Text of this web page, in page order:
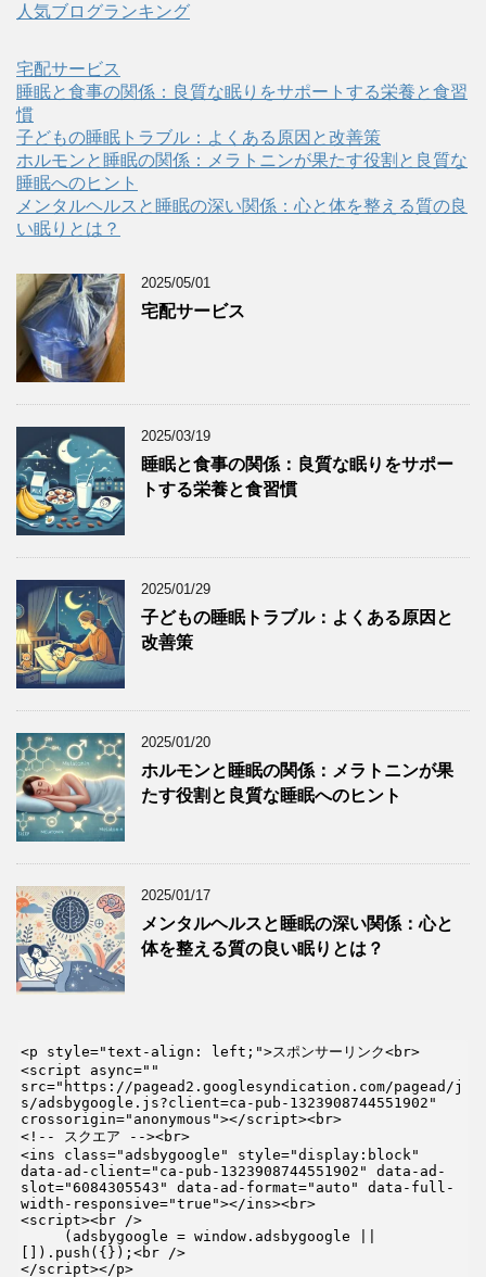
人気ブログランキング
宅配サービス
睡眠と食事の関係：良質な眠りをサポートする栄養と食習
慣
子どもの睡眠トラブル：よくある原因と改善策
ホルモンと睡眠の関係：メラトニンが果たす役割と良質な
睡眠へのヒント
メンタルヘルスと睡眠の深い関係：心と体を整える質の良
い眠りとは？
2025/05/01
宅配サービス
2025/03/19
睡眠と食事の関係：良質な眠りをサポー
トする栄養と食習慣
2025/01/29
子どもの睡眠トラブル：よくある原因と
改善策
2025/01/20
ホルモンと睡眠の関係：メラトニンが果
たす役割と良質な睡眠へのヒント
2025/01/17
メンタルヘルスと睡眠の深い関係：心と
体を整える質の良い眠りとは？
<p style="text-align: left;">スポンサーリンク<br>
<script async=""
src="https://pagead2.googlesyndication.com/pagead/j
s/adsbygoogle.js?client=ca-pub-1323908744551902"
crossorigin="anonymous"></script><br>
<!-- スクエア --><br>
<ins class="adsbygoogle" style="display:block"
data-ad-client="ca-pub-1323908744551902" data-ad-
slot="6084305543" data-ad-format="auto" data-full-
width-responsive="true"></ins><br>
<script><br />
[]).push({});<br />
</script></p>